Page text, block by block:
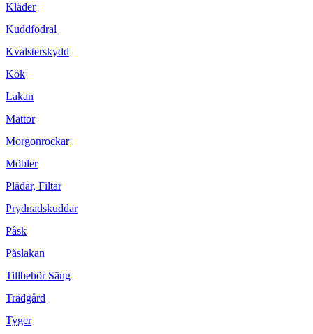
Kläder
Kuddfodral
Kvalsterskydd
Kök
Lakan
Mattor
Morgonrockar
Möbler
Plädar, Filtar
Prydnadskuddar
Påsk
Påslakan
Tillbehör Säng
Trädgård
Tyger